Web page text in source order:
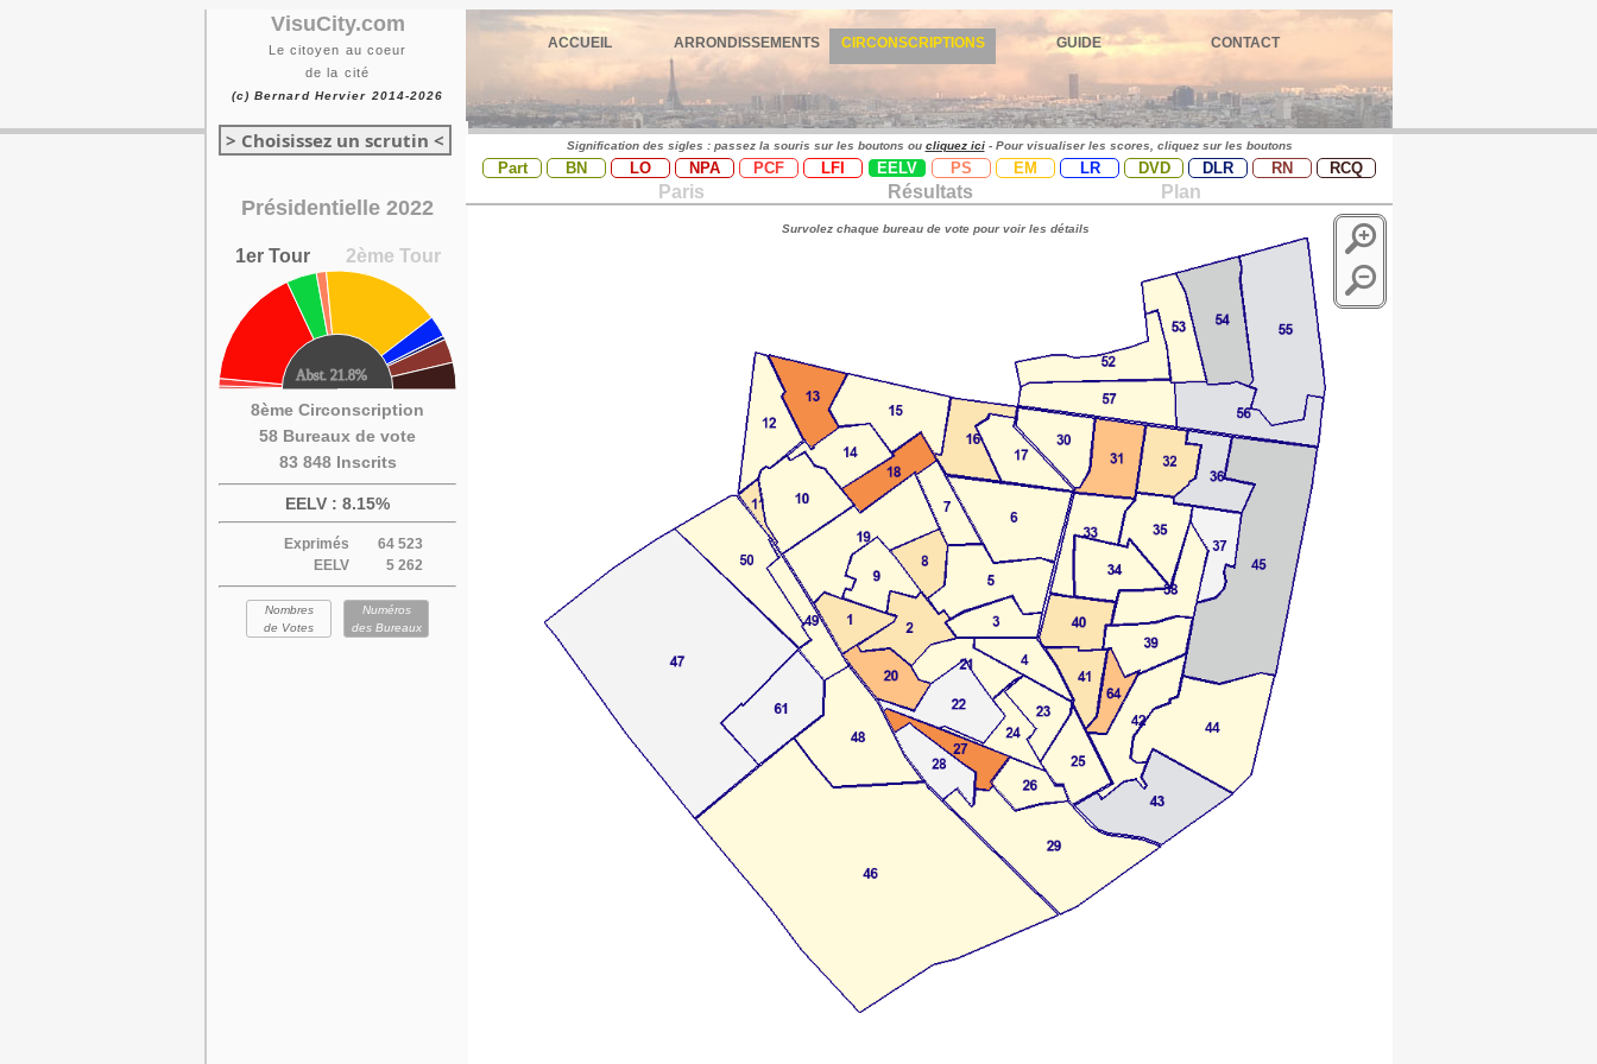
VisuCity.com
Le citoyen au coeur
de la cité
(c) Bernard Hervier 2014-2026
ACCUEIL ARRONDISSEMENTS CIRCONSCRIPTIONS GUIDE CONTACT
> Choisissez un scrutin <
Présidentielle 2022
1er Tour 2ème Tour
8ème Circonscription
58 Bureaux de vote
83 848 Inscrits
EELV : 8.15%
Exprimés
64 523
EELV
5 262
Nombres
de Votes
Numéros
des Bureaux
Signification des sigles : passez la souris sur les boutons ou cliquez ici- Pour visualiser les scores, cliquez sur les boutons
Part BN LO NPA PCF LFI EELV PS EM LR DVD DLR RN RCQ
Paris Résultats Plan
Survolez chaque bureau de vote pour voir les détails